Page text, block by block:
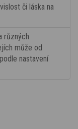
či láska na
různých
může od
nastavení